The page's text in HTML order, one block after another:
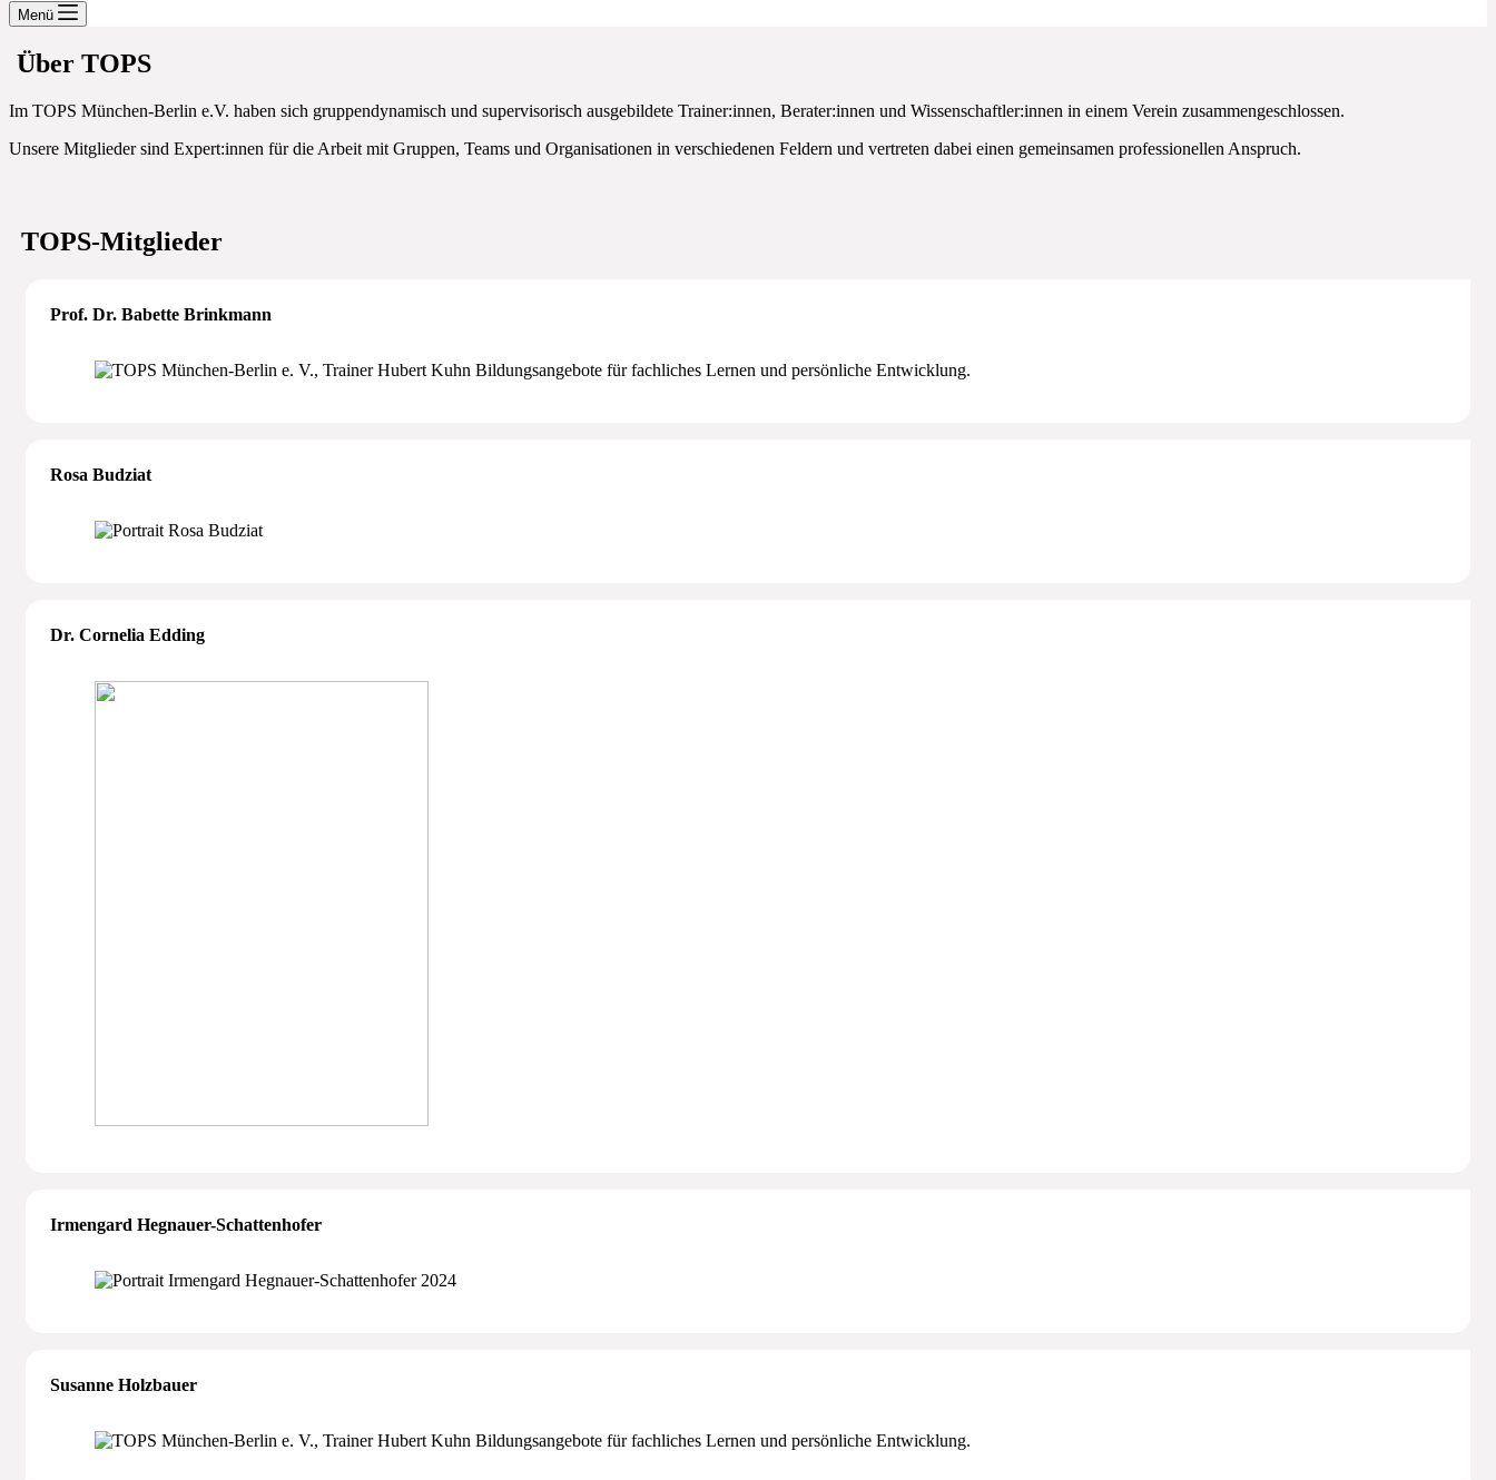
Menü
Über TOPS
Im TOPS München-Berlin e.V. haben sich gruppendynamisch und supervisorisch ausgebildete Trainer:innen, Berater:innen und Wissenschaftler:innen in einem Verein zusammengeschlossen.
Unsere Mitglieder sind Expert:innen für die Arbeit mit Gruppen, Teams und Organisationen in verschiedenen Feldern und vertreten dabei einen gemeinsamen professionellen Anspruch.
TOPS-Mitglieder
Prof. Dr. Babette Brinkmann
Rosa Budziat
Dr. Cornelia Edding
Irmengard Hegnauer-Schattenhofer
Susanne Holzbauer